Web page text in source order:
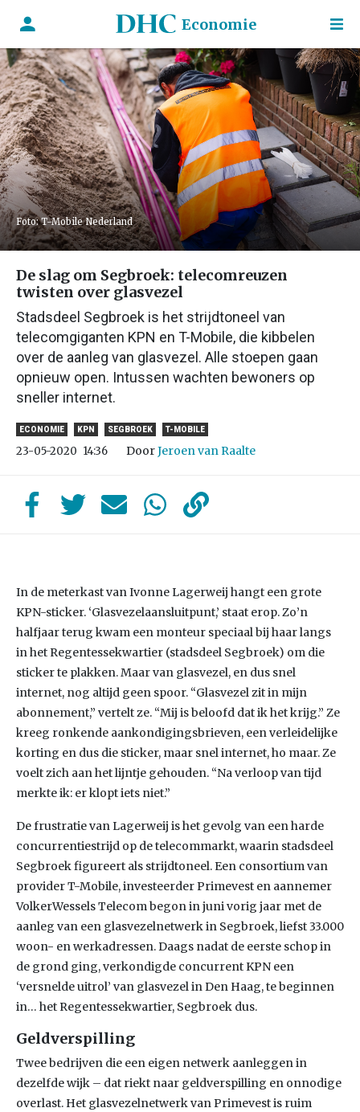
Economie
Foto: T-Mobile Nederland
De slag om Segbroek: telecomreuzen
twisten over glasvezel
Stadsdeel Segbroek is het strijdtoneel van
telecomgiganten KPN en T-Mobile, die kibbelen
over de aanleg van glasvezel. Alle stoepen gaan
opnieuw open. Intussen wachten bewoners op
sneller internet.
ECONOMIE KPN SEGBROEK T-MOBILE
23-05-2020 14:36 DoorJeroen van Raalte
In de meterkast van Ivonne Lagerweij hangt een grote
KPN-sticker. ‘Glasvezelaansluitpunt,’ staat erop. Zo’n
halfjaar terug kwam een monteur speciaal bij haar langs
in het Regentessekwartier (stadsdeel Segbroek) om die
sticker te plakken. Maar van glasvezel, en dus snel
internet, nog altijd geen spoor. “Glasvezel zit in mijn
abonnement,” vertelt ze. “Mij is beloofd dat ik het krijg.” Ze
kreeg ronkende aankondigingsbrieven, een verleidelijke
korting en dus die sticker, maar snel internet, ho maar. Ze
voelt zich aan het lijntje gehouden. “Na verloop van tijd
merkte ik: er klopt iets niet.”
De frustratie van Lagerweij is het gevolg van een harde
concurrentiestrijd op de telecommarkt, waarin stadsdeel
Segbroek figureert als strijdtoneel. Een consortium van
provider T-Mobile, investeerder Primevest en aannemer
VolkerWessels Telecom begon in juni vorig jaar met de
aanleg van een glasvezelnetwerk in Segbroek, liefst 33.000
woon- en werkadressen. Daags nadat de eerste schop in
de grond ging, verkondigde concurrent KPN een
‘versnelde uitrol’ van glasvezel in Den Haag, te beginnen
in… het Regentessekwartier, Segbroek dus.
Geldverspilling
Twee bedrijven die een eigen netwerk aanleggen in
dezelfde wijk – dat riekt naar geldverspilling en onnodige
overlast. Het glasvezelnetwerk van Primevest is ruim